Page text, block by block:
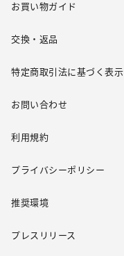
お買い物ガイド
交換・返品
特定商取引法に基づく表示
お問い合わせ
利用規約
プライバシーポリシー
推奨環境
プレスリリース